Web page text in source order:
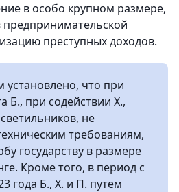
в особо крупном размере,
предпринимательской
преступных доходов.
установлено, что при
Б., при содействии Х.,
не
требованиям,
государству в размере
Кроме того, в период с
года Б., Х. и П. путем